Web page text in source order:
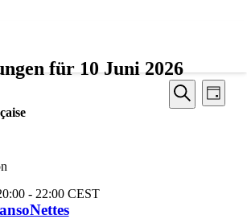
für 10 Juni 2026
Suche
Suche
Tag
- 22:00 CEST